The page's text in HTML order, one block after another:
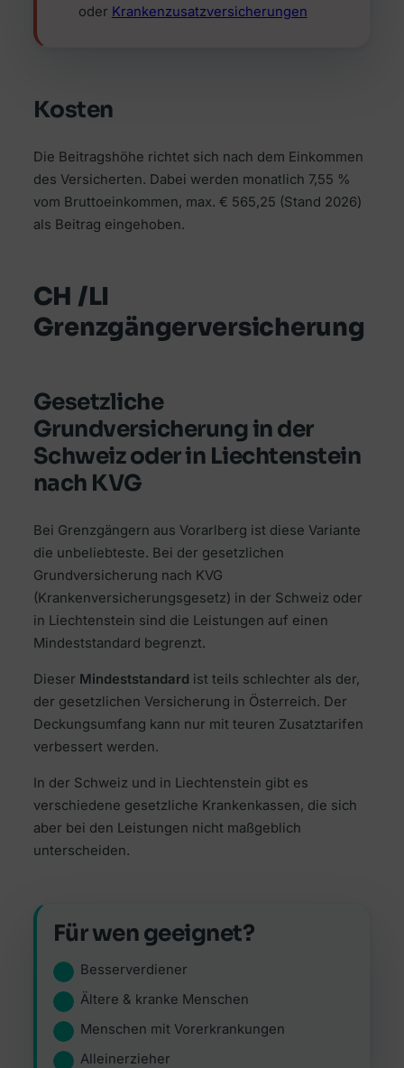
oder Krankenzusatzversicherungen
Kosten
Die Beitragshöhe richtet sich nach dem Einkommen
des Versicherten. Dabei werden monatlich 7,55 %
vom Bruttoeinkommen, max. € 565,25 (Stand 2026)
als Beitrag eingehoben.
CH /LI
Grenzgängerversicherung
Gesetzliche
Grundversicherung in der
Schweiz oder in Liechtenstein
nach KVG
Bei Grenzgängern aus Vorarlberg ist diese Variante
die unbeliebteste. Bei der gesetzlichen
Grundversicherung nach KVG
(Krankenversicherungsgesetz) in der Schweiz oder
in Liechtenstein sind die Leistungen auf einen
Mindeststandard begrenzt.
Dieser Mindeststandard ist teils schlechter als der,
der gesetzlichen Versicherung in Österreich. Der
Deckungsumfang kann nur mit teuren Zusatztarifen
verbessert werden.
In der Schweiz und in Liechtenstein gibt es
verschiedene gesetzliche Krankenkassen, die sich
aber bei den Leistungen nicht maßgeblich
unterscheiden.
Für wen geeignet?
Besserverdiener
Ältere & kranke Menschen
Menschen mit Vorerkrankungen
Alleinerzieher